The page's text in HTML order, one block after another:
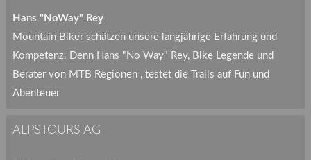
Hans "NoWay" Rey
Mountain Biker schätzen unsere langjährige Erfahrung und
Kompetenz. Denn Hans "No Way" Rey, Bike Legende und
Berater von MTB Regionen , testet die Trails auf Fun und
Abenteuer
ALPSTOURS AG